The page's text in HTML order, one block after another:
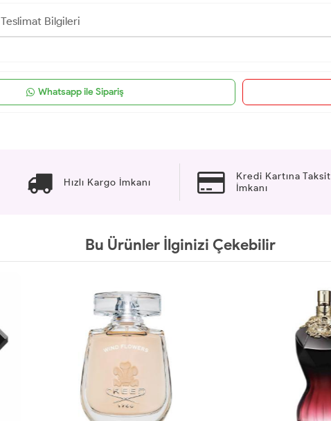
Teslimat Bilgileri
Whatsapp ile Sipariş
Hızlı Kargo İmkanı
Kredi Kartına Taksit
İmkanı
Bu Ürünler İlginizi Çekebilir